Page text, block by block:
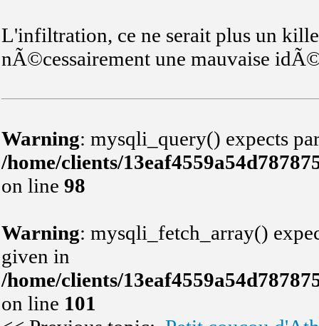
L'infiltration, ce ne serait plus un
nÃ©cessairement une mauvaise
Warning: mysqli_query() expects
/home/clients/
on line 98
Warning: mysqli_fetch_array()
given in
/home/clients/
on line 101